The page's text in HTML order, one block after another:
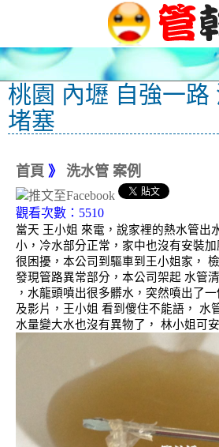
桃園 內壢 自強一路
堵塞
首頁 》 洗水管 案例
觀看次數：5510
當天 王小姐 來電，說家裡的熱水管出
小，冷水部分正常，家中也沒有安裝
很困擾，本公司到驅車到王小姐家，
發現管路異常部分，本公司架起 水管
，水龍頭噴出很多髒水，突然噴出了
及影片，王小姐 看到傻住不能語， 水
水量變大水也沒有異物了， 林小姐可